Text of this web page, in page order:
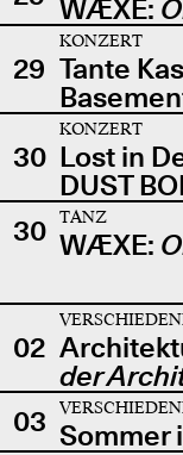
WÆXE:
29
KONZERT
Tante
30
KONZERT
Lost in
DUST
30
TANZ
WÆXE:
02
der
03 Sommer